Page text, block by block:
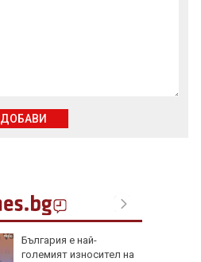
България е най-
големият износител на
ДОБАВИ